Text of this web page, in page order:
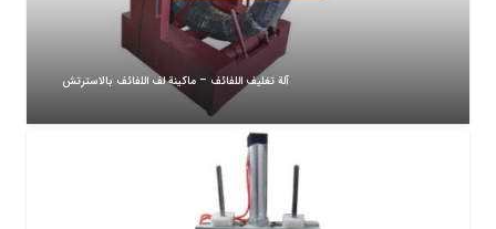
آلة تغليف اللفائف – ماكينة لف اللفائف بالاسترتش